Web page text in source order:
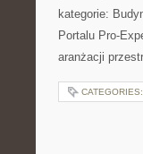
kategorie:
Portalu Pro-
aranżacji
CATEGORIES: